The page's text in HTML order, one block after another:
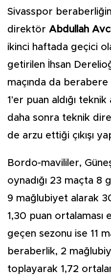
Sivasspor
direktör Abdullah
ikinci haftada geçici
getirilen İhsan
maçında da
1'er puan aldığı teknik
daha sonra teknik
de arzu ettiği çıkışı
Bordo-mavililer,
oynadığı 23 maçta 8
9 mağlubiyet alarak
1,30 puan ortalaması
geçen sezonu ise 11
beraberlik, 2
toplayarak 1,72